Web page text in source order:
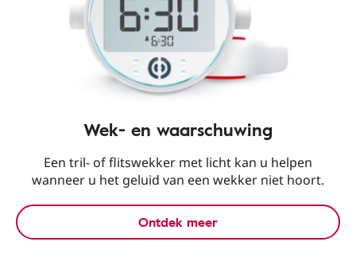
Wek- en waarschuwing
Een tril- of flitswekker met licht kan u helpen
wanneer u het geluid van een wekker niet hoort.
Ontdek meer